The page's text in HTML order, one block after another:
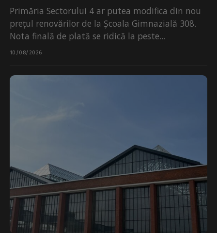
Primăria Sectorului 4 ar putea modifica din nou
prețul renovărilor de la Școala Gimnazială 308.
Nota finală de plată se ridică la peste...
10/08/2026